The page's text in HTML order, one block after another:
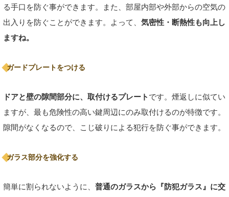
る手口を防ぐ事ができます。また、部屋内部や外部からの空気の
出入りを防ぐことができます。よって、 気密性・断熱性も向上し
ますね。
ガードプレートをつける
ドアと壁の隙間部分に、取付けるプレート です。煙返しに似てい
ますが、最も危険性の高い鍵周辺にのみ取付けるのが特徴です。
隙間がなくなるので、こじ破りによる犯行を防ぐ事ができます。
ガラス部分を強化する
簡単に割られないように、 普通のガラスから『防犯ガラス』に交